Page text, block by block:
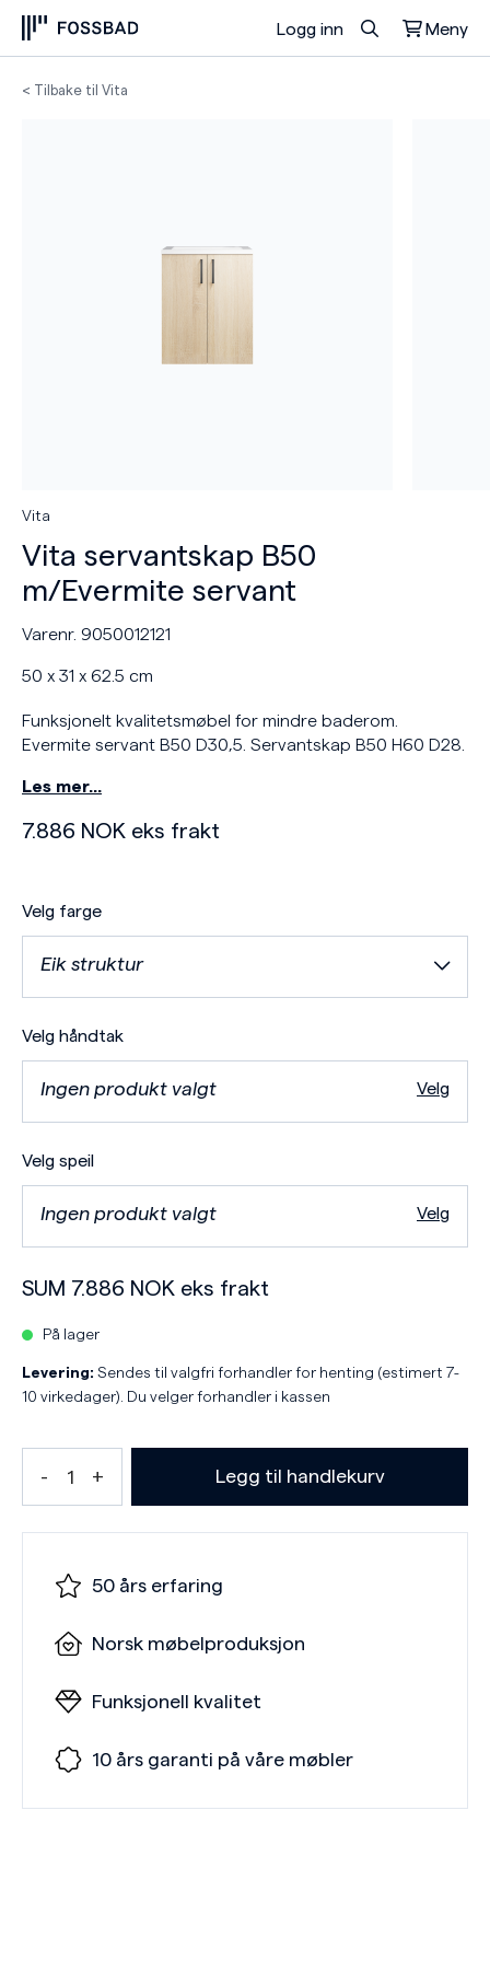
Logg inn Meny
Du har ingen produkter i handlekurven.
< Tilbake til Vita
Vita
Vita servantskap B50
m/Evermite servant
Varenr. 9050012121
50 x 31 x 62.5 cm
Funksjonelt kvalitetsmøbel for mindre baderom.
Evermite servant B50 D30,5. Servantskap B50 H60 D28.
Les mer…
7.886 NOK eks frakt
Velg farge
Eik struktur
Velg håndtak
Ingen produkt valgt Velg
Velg speil
Ingen produkt valgt Velg
SUM 7.886 NOK eks frakt
På lager
Levering: Sendes til valgfri forhandler for henting (estimert 7-
10 virkedager). Du velger forhandler i kassen
Legg til handlekurv
50 års erfaring
Norsk møbelproduksjon
Funksjonell kvalitet
10 års garanti på våre møbler